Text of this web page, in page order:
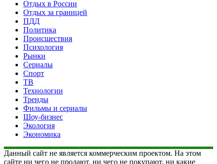
Отдых в России
Отдых за границей
ПДД
Политика
Происшествия
Психология
Рынки
Сериалы
Спорт
ТВ
Технологии
Тренды
Фильмы и сериалы
Шоу-бизнес
Экология
Экономика
Данный сайт не является коммерческим проектом. На этом
сайте ни чего не продают, ни чего не покупают, ни какие